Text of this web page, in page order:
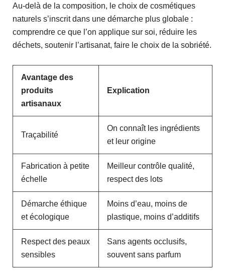
Au-delà de la composition, le choix de cosmétiques
naturels s’inscrit dans une démarche plus globale :
comprendre ce que l’on applique sur soi, réduire les
déchets, soutenir l’artisanat, faire le choix de la sobriété.
Avantage des
produits
artisanaux
Explication
Traçabilité
On connaît les ingrédients
et leur origine
Fabrication à petite
échelle
Meilleur contrôle qualité,
respect des lots
Démarche éthique
et écologique
Moins d’eau, moins de
plastique, moins d’additifs
Respect des peaux
sensibles
Sans agents occlusifs,
souvent sans parfum